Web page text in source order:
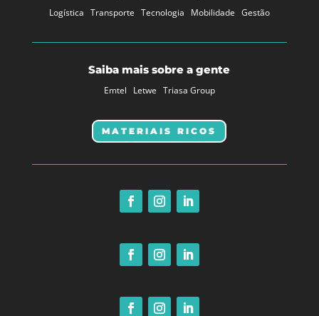
Logística Transporte Tecnologia Mobilidade Gestão
Saiba mais sobre a gente
Emtel Letwe Triasa Group
MATERIAIS RICOS